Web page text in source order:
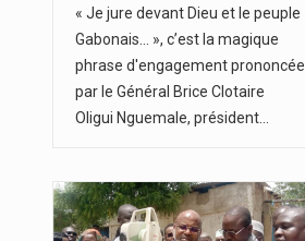
« Je jure devant Dieu et le peuple
Gabonais… », c’est la magique
phrase d'engagement prononcée
par le Général Brice Clotaire
Oligui Nguemale, président…